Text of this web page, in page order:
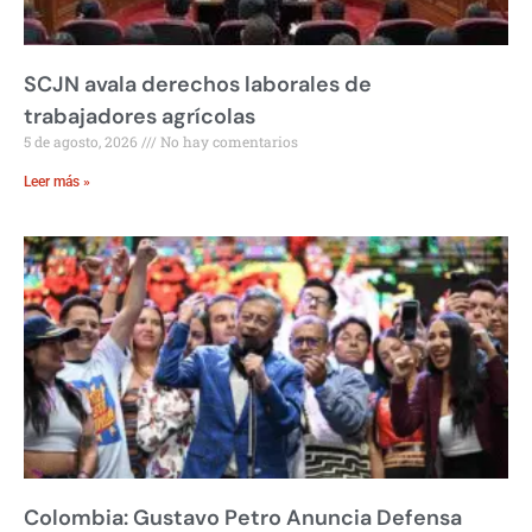
SCJN avala derechos laborales de
trabajadores agrícolas
5 de agosto, 2026 No hay comentarios
Leer más »
Colombia: Gustavo Petro Anuncia Defensa